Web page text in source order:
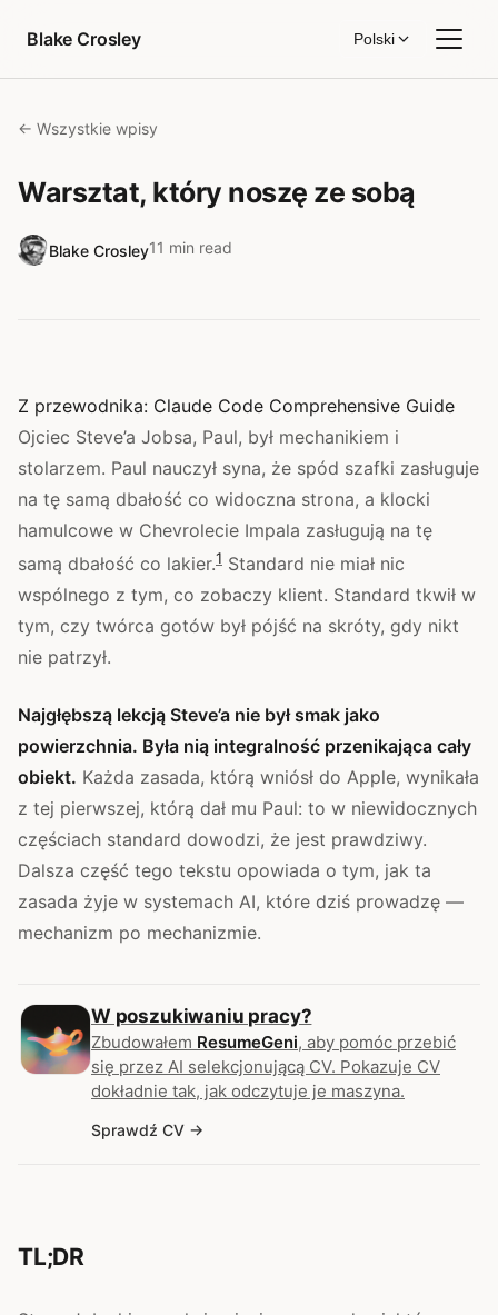
Blake Crosley
Polski
← Wszystkie wpisy
Warsztat, który noszę ze sobą
Blake Crosley11 min read
Z przewodnika: Claude Code Comprehensive Guide
Ojciec Steve’a Jobsa, Paul, był mechanikiem i
stolarzem. Paul nauczył syna, że spód szafki zasługuje
na tę samą dbałość co widoczna strona, a klocki
hamulcowe w Chevrolecie Impala zasługują na tę
samą dbałość co lakier.1 Standard nie miał nic
wspólnego z tym, co zobaczy klient. Standard tkwił w
tym, czy twórca gotów był pójść na skróty, gdy nikt
nie patrzył.
Najgłębszą lekcją Steve’a nie był smak jako
powierzchnia. Była nią integralność przenikająca cały
obiekt. Każda zasada, którą wniósł do Apple, wynikała
z tej pierwszej, którą dał mu Paul: to w niewidocznych
częściach standard dowodzi, że jest prawdziwy.
Dalsza część tego tekstu opowiada o tym, jak ta
zasada żyje w systemach AI, które dziś prowadzę —
mechanizm po mechanizmie.
W poszukiwaniu pracy?
Zbudowałem ResumeGeni, aby pomóc przebić
się przez AI selekcjonującą CV. Pokazuje CV
dokładnie tak, jak odczytuje je maszyna.
Sprawdź CV
TL;DR